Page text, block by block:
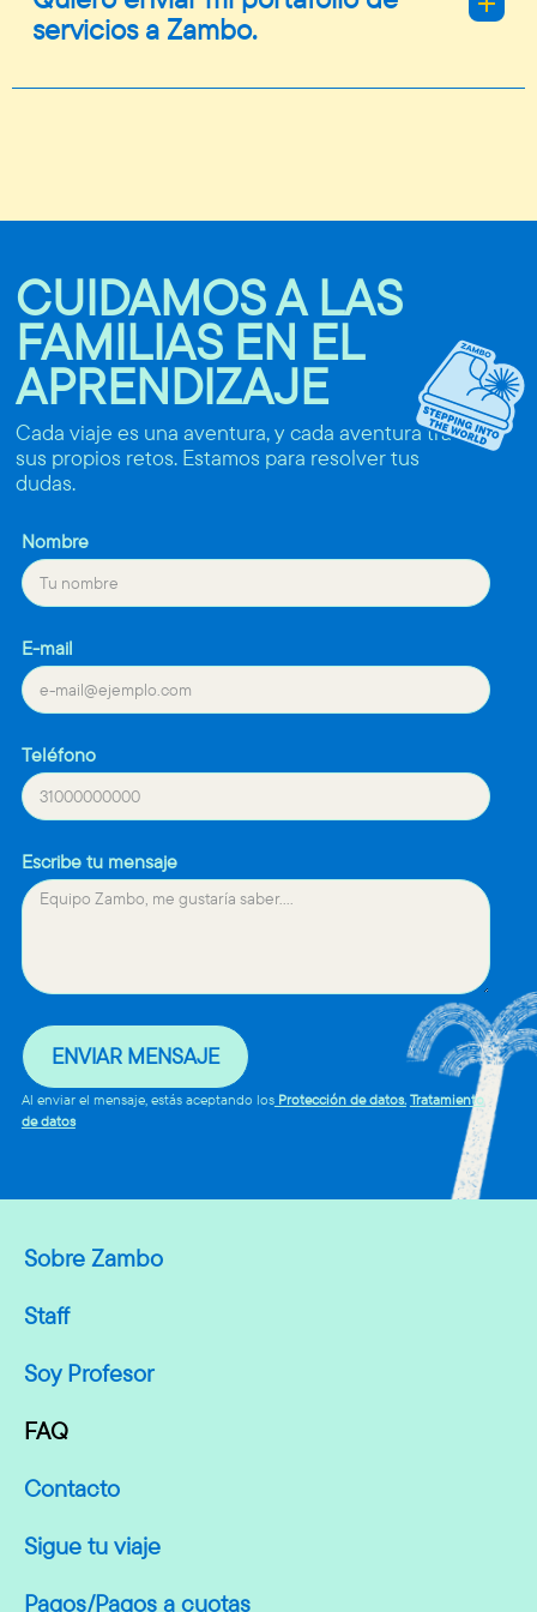
servicios a Zambo.
CUIDAMOS A LAS
FAMILIAS EN EL
APRENDIZAJE
Cada viaje es una aventura, y cada aventura trae
sus propios retos. Estamos para resolver tus
dudas.
Nombre
E-mail
Teléfono
Escribe tu mensaje
ENVIAR MENSAJE
Al enviar el mensaje, estás aceptando losProtección de datos. Tratamiento
de datos
Sobre Zambo
Staff
Soy Profesor
FAQ
Contacto
Sigue tu viaje
Pagos/Pagos a cuotas